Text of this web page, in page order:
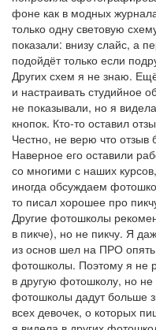
фоне как в модных
только одну световую
показали: внизу слайс, а
подойдёт только если
Других схем я не знаю.
и настраивать студийное
не показывали, но я
кнопок. Кто-то оставил
Честно, не верю что отзыв
Наверное его оставили
со многими с наших
иногда обсуждаем
то писал хорошее про
Другие фотошколы
в пикче), но не пикчу. Я
из основ шел на ПРО опять
фотошколы. Поэтому я не
в другую фотошколу, но
фотошколы дадут больше
всех девочек, о которых